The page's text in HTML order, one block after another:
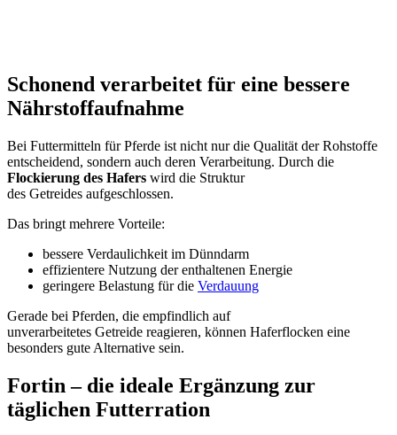
Schonend verarbeitet für eine bessere
Nährstoffaufnahme
Bei Futtermitteln für Pferde ist nicht nur die Qualität der Rohstoffe
entscheidend, sondern auch deren Verarbeitung. Durch die
Flockierung des Hafers wird die Struktur
des Getreides aufgeschlossen.
Das bringt mehrere Vorteile:
bessere Verdaulichkeit im Dünndarm
effizientere Nutzung der enthaltenen Energie
geringere Belastung für die Verdauung
Gerade bei Pferden, die empfindlich auf
unverarbeitetes Getreide reagieren, können Haferflocken eine
besonders gute Alternative sein.
Fortin – die ideale Ergänzung zur
täglichen Futterration